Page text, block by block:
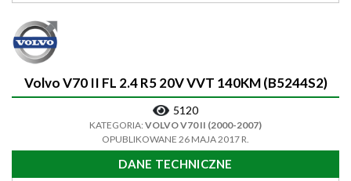
Volvo V70 II FL 2.4 R5 20V VVT 140KM (B5244S2)
5120
KATEGORIA: VOLVO V70 II (2000-2007)
OPUBLIKOWANE 26 MAJA 2017 R.
DANE TECHNICZNE